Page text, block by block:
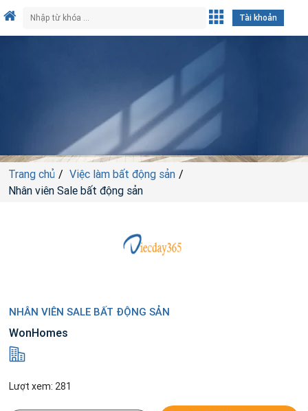
Tài khoản
Trang chủ
Việc làm bất động sản
Nhân viên Sale bất động sản
NHÂN VIÊN SALE BẤT ĐỘNG SẢN
WonHomes
Lượt xem: 281